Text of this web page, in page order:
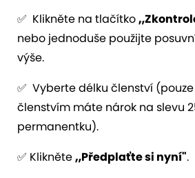
✅ Klikněte na tlačítko
nebo jednoduše použijte
výše.
✅ Vyberte délku členství
členstvím máte nárok na slevu
permanentku).
✅ Klikněte„Předplaťte si nyní".